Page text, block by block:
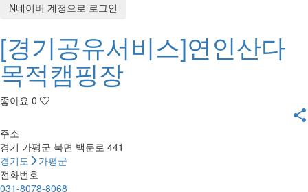
N네이버 계정으로 로그인
[경기공유서비스]연인산다
목적캠핑장
좋아요 0
share
주소
경기 가평군 북면 백둔로 441
경기도
가평군
전화번호
031-8078-8068